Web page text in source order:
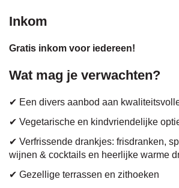
Inkom
Gratis inkom voor iedereen!
Wat mag je verwachten?
✔ Een divers aanbod aan
✔ Vegetarische en kindvriendelijke
✔ Verfrissende drankjes: frisdranken,
wijnen & cocktails en heerlijke warme
✔ Gezellige terrassen en zithoeken